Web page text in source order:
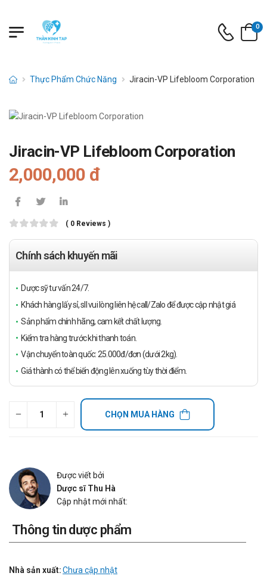
0
Thực Phẩm Chức Năng Jiracin-VP Lifebloom Corporation
Jiracin-VP Lifebloom Corporation
2,000,000 đ
( 0 Reviews )
Chính sách khuyến mãi
Dược sỹ tư vấn 24/7.
Khách hàng lấy sỉ, sll vui lòng liên hệ call/Zalo để được cập nhật giá
Sản phẩm chính hãng, cam kết chất lượng.
Kiểm tra hàng trước khi thanh toán.
Vận chuyển toàn quốc: 25.000đ/đơn (dưới 2kg).
Giá thành có thể biến động lên xuống tùy thời điểm.
CHỌN MUA HÀNG
Được viết bởi
Dược sĩ Thu Hà
Cập nhật mới nhất:
Thông tin dược phẩm
Nhà sản xuất:Chưa cập nhật